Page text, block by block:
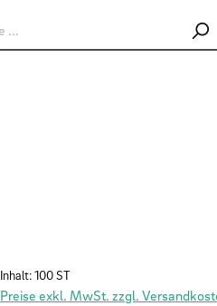
Inhalt:100 ST
Preise exkl. MwSt. zzgl.